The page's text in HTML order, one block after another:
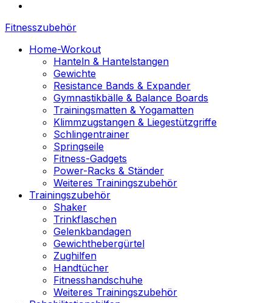
Fitnesszubehör
Home-Workout
Hanteln & Hantelstangen
Gewichte
Resistance Bands & Expander
Gymnastikbälle & Balance Boards
Trainingsmatten & Yogamatten
Klimmzugstangen & Liegestützgriffe
Schlingentrainer
Springseile
Fitness-Gadgets
Power-Racks & Ständer
Weiteres Trainingszubehör
Trainingszubehör
Shaker
Trinkflaschen
Gelenkbandagen
Gewichthebergürtel
Zughilfen
Handtücher
Fitnesshandschuhe
Weiteres Trainingszubehör